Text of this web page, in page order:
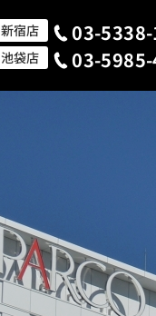
新宿店 03-
池袋店 03-